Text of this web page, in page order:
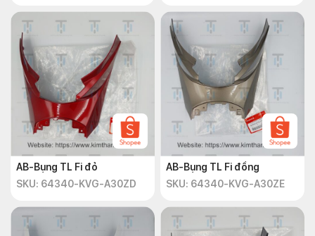
AB-Bụng TL Fi đỏ
SKU: 64340-KVG-A30ZD
AB-Bụng TL Fi đồng
SKU: 64340-KVG-A30ZE